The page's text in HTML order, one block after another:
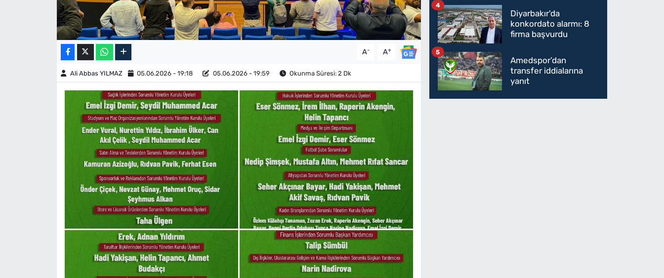
A- A+
Ali Abbas YILMAZ 05.06.2026 - 19:18 05.06.2026 - 19:59 Okunma Süresi: 2 Dk
Parti'ye mi geçecek?
Diyarbakır'da
konkordato alarmı: 8
firma başvurdu
4
Amedspor’dan
transfer iddialarına
yanıt
5